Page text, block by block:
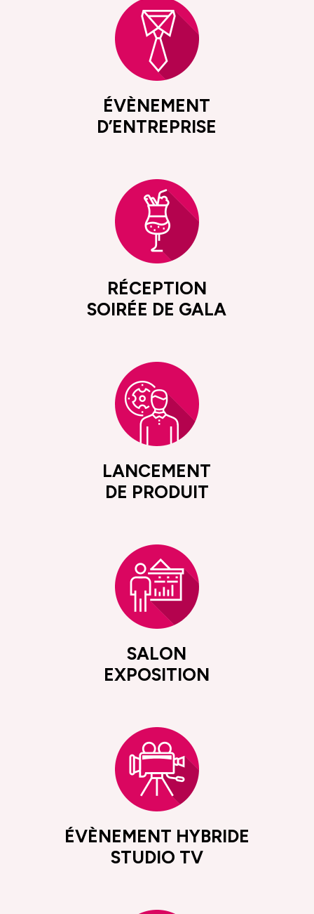
ÉVÈNEMENT
D’ENTREPRISE
RÉCEPTION
SOIRÉE DE GALA
LANCEMENT
DE PRODUIT
SALON
EXPOSITION
ÉVÈNEMENT HYBRIDE
STUDIO TV